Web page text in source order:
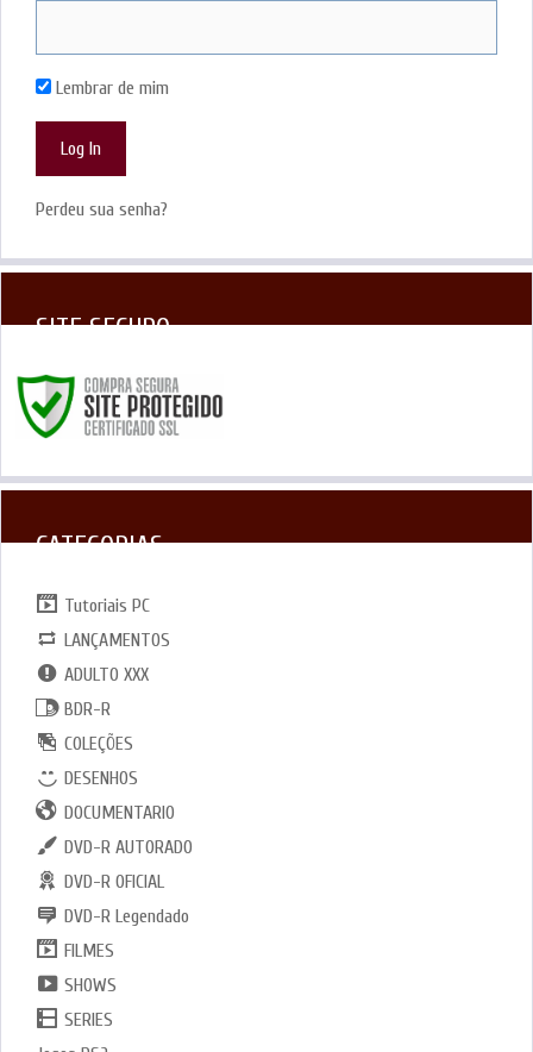
Lembrar de mim
Perdeu sua senha?
SITE SEGURO
CATEGORIAS
Tutoriais PC
LANÇAMENTOS
ADULTO XXX
BDR-R
COLEÇÕES
DESENHOS
DOCUMENTARIO
DVD-R AUTORADO
DVD-R OFICIAL
DVD-R Legendado
FILMES
SHOWS
SERIES